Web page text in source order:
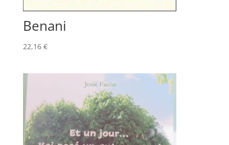
Benani
22,16 €